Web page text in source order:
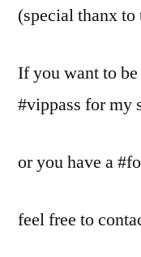
(special thanx
If you want to
#vippass for my
or you have a
feel free to